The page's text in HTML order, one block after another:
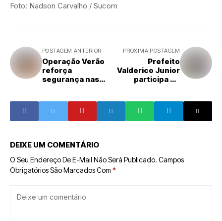
Foto: Nadson Carvalho / Sucom
POSTAGEM ANTERIOR
Operação Verão
reforça
segurança nas
PRÓXIMA POSTAGEM
Prefeito
Valderico Junior
participa de
Aeroporto Jorge
Amado
DEIXE UM COMENTÁRIO
O Seu Endereço De E-Mail Não Será Publicado. Campos
Obrigatórios São Marcados Com *